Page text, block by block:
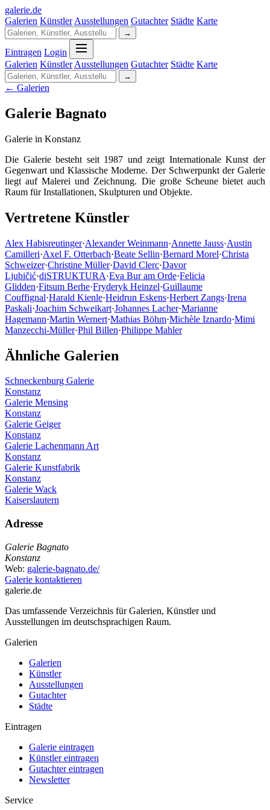
galerie.de
Galerien Künstler Ausstellungen Gutachter Städte Karte
→
Eintragen Login
Galerien Künstler Ausstellungen Gutachter Städte Karte
→
← Galerien
Galerie Bagnato
Galerie in Konstanz
Die Galerie besteht seit 1987 und zeigt Internationale Kunst der
Gegenwart und Klassische Moderne. Der Schwerpunkt der Galerie
liegt auf Malerei und Zeichnung. Die große Scheune bietet auch
Raum für Installationen, Skulpturen und Objekte.
Vertretene Künstler
Alex Habisreutinger·Alexander Weinmann·Annette Jauss·Austin
Camilleri·Axel F. Otterbach·Beate Sellin·Bernard Morel·Christa
Schweizer·Christine Müller·David Clerc·Davor
Ljubičić·diSTRUKTURA·Eva Bur am Orde·Felicia
Glidden·Fitsum Berhe·Fryderyk Heinzel·Guillaume
Couffignal·Harald Kienle·Heidrun Eskens·Herbert Zangs·Irena
Paskali·Joachim Schweikart·Johannes Lacher·Marianne
Hagemann·Martin Wernert·Mathias Böhm·Michèle Iznardo·Mimi
Manzecchi-Müller·Phil Billen·Philippe Mahler
Ähnliche Galerien
Schneckenburg Galerie
Konstanz
Galerie Mensing
Konstanz
Galerie Geiger
Konstanz
Galerie Lachenmann Art
Konstanz
Galerie Kunstfabrik
Konstanz
Galerie Wack
Kaiserslautern
Adresse
Galerie Bagnato
Konstanz
Web: galerie-bagnato.de/
Galerie kontaktieren
galerie.de
Das umfassende Verzeichnis für Galerien, Künstler und
Ausstellungen im deutschsprachigen Raum.
Galerien
Galerien
Künstler
Ausstellungen
Gutachter
Städte
Eintragen
Galerie eintragen
Künstler eintragen
Gutachter eintragen
Newsletter
Service